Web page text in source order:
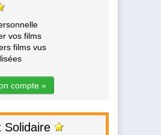
vos films
films vus
compte »
Solidaire